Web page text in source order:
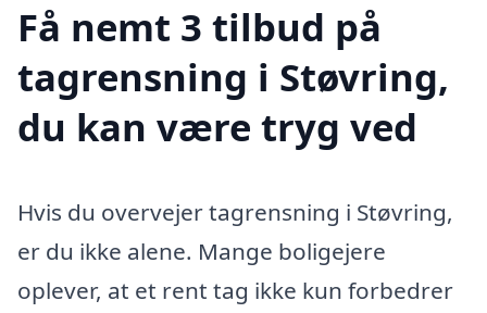
Få nemt 3 tilbud på
tagrensning i Støvring,
du kan være tryg ved
Hvis du overvejer tagrensning i Støvring,
er du ikke alene. Mange boligejere
oplever, at et rent tag ikke kun forbedrer